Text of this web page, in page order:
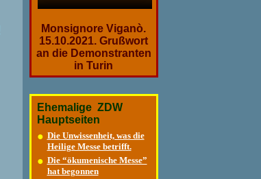
Monsignore Viganò.
15.10.2021. Grußwort
an die Demonstranten
in Turin
Ehemalige ZDW
Hauptseiten
● Die Unwissenheit, was die
Heilige Messe betrifft.
● Die “ökumenische Messe”
hat begonnen